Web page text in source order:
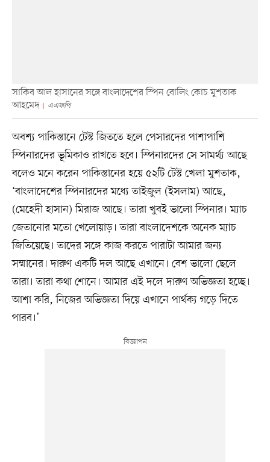
সাকিব আল হাসানের সঙ্গে বাংলাদেশের স্পিন বোলিং কোচ মুশতাক
আহমেদ
এএফপি
অবশ্য পাকিস্তানে টেস্ট জিততে হলে পেসারদের পাশাপাশি
স্পিনারদের ভূমিকাও রাখতে হবে। স্পিনারদের সে সামর্থ্য আছে
বলেও মনে করেন পাকিস্তানের হয়ে ৫২টি টেস্ট খেলা মুশতাক,
‘বাংলাদেশের স্পিনারদের মধ্যে তাইজুল (ইসলাম) আছে,
(মেহেদী হাসান) মিরাজ আছে। তারা খুবই ভালো স্পিনার। ম্যাচ
জেতানোর মতো খেলোয়াড়। তারা বাংলাদেশকে অনেক ম্যাচ
জিতিয়েছে। তাদের সঙ্গে কাজ করতে পারাটা আমার জন্য
সম্মানের। দারুণ একটি দল আছে এখানে। বেশ ভালো ছেলে
তারা। তারা কথা শোনে। আমার এই দলে দারুণ অভিজ্ঞতা হচ্ছে।
আশা করি, নিজের অভিজ্ঞতা দিয়ে এখানে পার্থক্য গড়ে দিতে
পারব।’